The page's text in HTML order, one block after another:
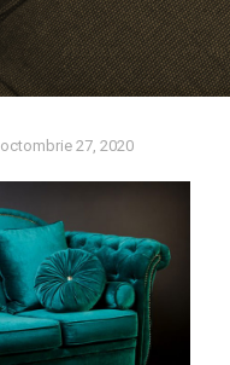
octombrie 27, 2020